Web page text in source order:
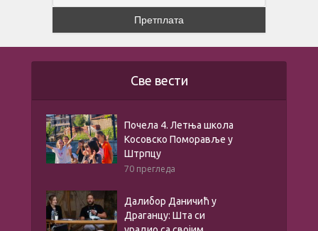
Све вести
Почела 4. Летња школа
Косовско Поморавље у
Штрпцу
70 прегледа
Далибор Даничић у
Драганцу: Шта си